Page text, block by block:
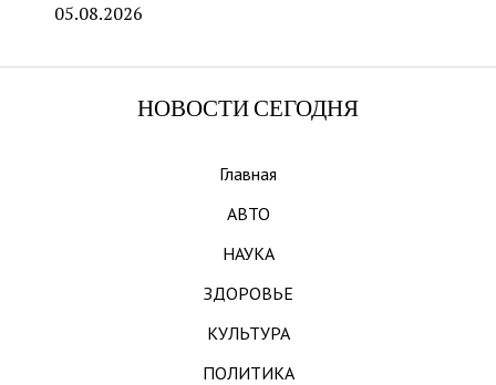
05.08.2026
НОВОСТИ СЕГОДНЯ
Главная
АВТО
НАУКА
ЗДОРОВЬЕ
КУЛЬТУРА
ПОЛИТИКА